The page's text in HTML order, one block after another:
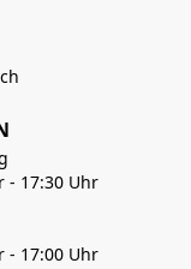
- 17:30 Uhr
- 17:00 Uhr